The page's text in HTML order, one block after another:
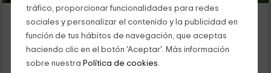
tráfico, proporcionar funcionalidades para redes
sociales y personalizar el contenido y la publicidad en
función de tus hábitos de navegación, que aceptas
haciendo clic en el botón 'Aceptar'. Más información
sobre nuestra Política de cookies.
Casa de campo Laldeta
Puertomingalvo, Teruel
Alquiler íntegro
2 habitaciones